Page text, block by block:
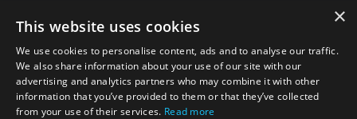
Coopération (1) ×
This website uses cookies
We use cookies to personalise content, ads and to analyse our traffic.
We also share information about your use of our site with our
advertising and analytics partners who may combine it with other
information that you’ve provided to them or that they’ve collected
from your use of their services. Read more